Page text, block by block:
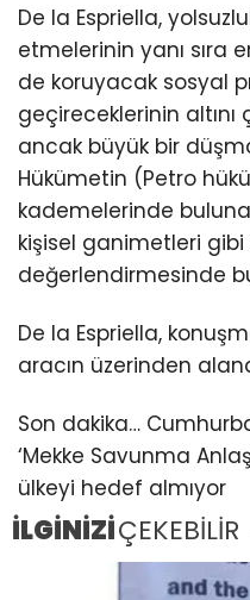
De la Espriella,
etmelerinin yanı sıra
de koruyacak sosyal
geçireceklerinin altını
ancak büyük bir
Hükümetin (Petro
kademelerinde
kişisel ganimetleri gibi
değerlendirmesinde
De la Espriella,
aracın üzerinden
Son dakika…
‘Mekke Savunma
ülkeyi hedef almıyor
İLGİNİZİÇEKEBİLİR